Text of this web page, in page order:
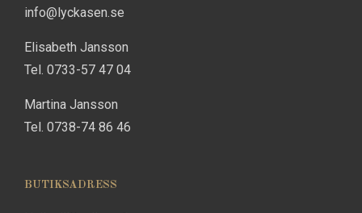
info@lyckasen.se
Elisabeth Jansson
Tel. 0733-57 47 04
Martina Jansson
Tel. 0738-74 86 46
BUTIKSADRESS